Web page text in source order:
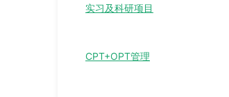
实习及科研项目
CPT+OPT管理